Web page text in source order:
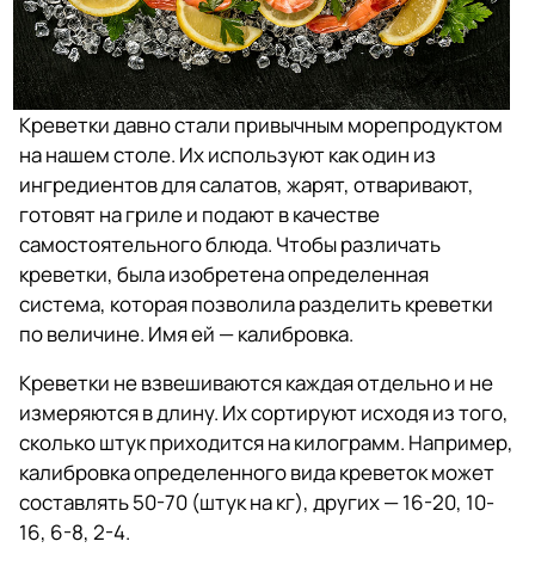
Креветки давно стали привычным морепродуктом
на нашем столе. Их используют как один из
ингредиентов для салатов, жарят, отваривают,
готовят на гриле и подают в качестве
самостоятельного блюда. Чтобы различать
креветки, была изобретена определенная
система, которая позволила разделить креветки
по величине. Имя ей — калибровка.
Креветки не взвешиваются каждая отдельно и не
измеряются в длину. Их сортируют исходя из того,
сколько штук приходится на килограмм. Например,
калибровка определенного вида креветок может
составлять 50-70 (штук на кг), других — 16-20, 10-
16, 6-8, 2-4.